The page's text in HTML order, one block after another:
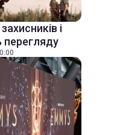
і
перегляду